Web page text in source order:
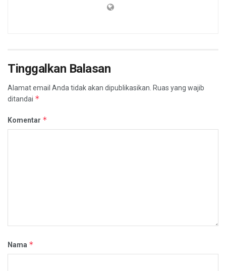
Tinggalkan Balasan
Alamat email Anda tidak akan dipublikasikan. Ruas yang wajib
ditandai *
Komentar *
Nama *